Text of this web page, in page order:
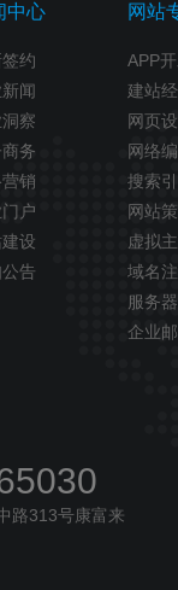
中心
约
闻
察
务
销
户
设
告
网站
APP
建站
网页
网络
搜索
网站
虚拟
域名
服务器
企业
路313号康富来